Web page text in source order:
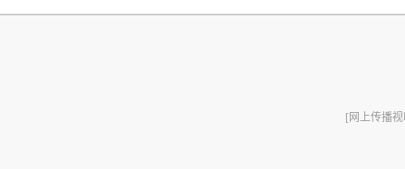
[网上传播